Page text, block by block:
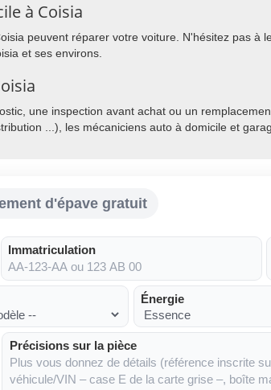
à Coisia
peuvent réparer votre voiture. N'hésitez pas à
et ses environs.
une inspection avant achat ou un
...), les mécaniciens auto à domicile et
d'épave gratuit
Immatriculation
Énergie
Précisions sur la pièce